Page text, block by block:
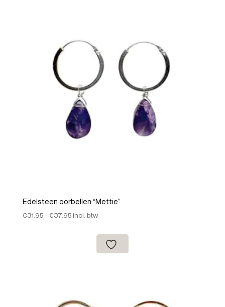
Edelsteen oorbellen “Mettie”
€31.95 - €37.95Prijsklasse:
incl. btw